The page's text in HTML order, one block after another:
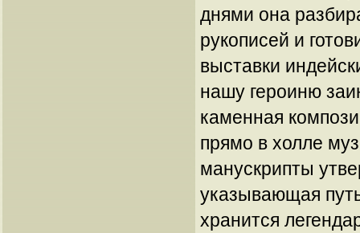
днями она
рукописей и
выставки
нашу героиню
каменная
прямо в холле
манускрипты
указывающая
хранится